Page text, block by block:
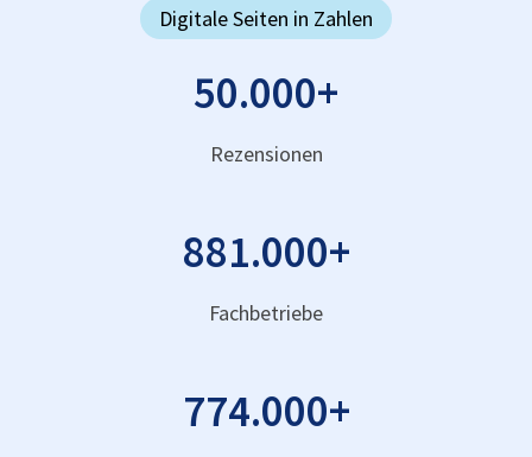
Digitale Seiten in Zahlen
50.000+
Rezensionen
881.000+
Fachbetriebe
774.000+